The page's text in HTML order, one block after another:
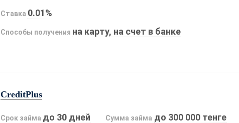
Ставка 0.01%
Способы получения на карту, на счет в банке
CreditPlus
Срок займа до 30 дней Сумма займа до 300 000 тенге